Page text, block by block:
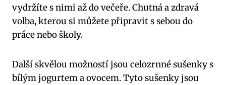
vydržíte s nimi až do večeře. Chutná a zdravá
volba, kterou si můžete připravit s sebou do
práce nebo školy.
Další skvělou možností jsou celozrnné sušenky s
bílým jogurtem a ovocem. Tyto sušenky jsou